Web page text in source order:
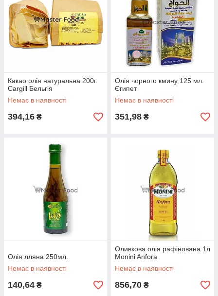
Какао олія натуральна 200г.
Cargill Бельгія
Немає в наявності
394,16 ₴
Олія чорного кмину 125 мл.
Єгипет
Немає в наявності
351,98 ₴
Олія лляна 250мл.
Немає в наявності
140,64 ₴
Оливкова олія рафінована 1л
Monini Anfora
Немає в наявності
856,70 ₴